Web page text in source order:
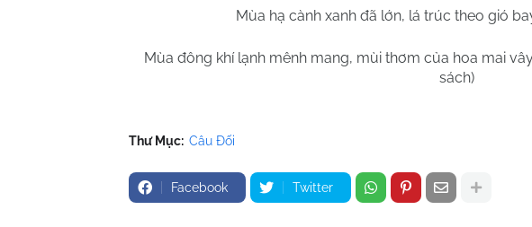
Mùa hạ cành xanh đã lớn, lá trúc theo gió
Mùa đông khí lạnh mênh mang, mùi thơm của hoa mai
sách)
Thư Mục: Câu Đối
Facebook Twitter